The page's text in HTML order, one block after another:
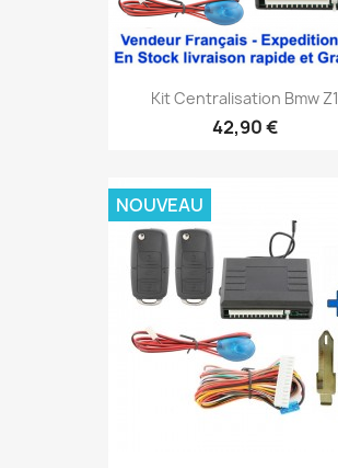
Kit Centralisation Bmw Z1
42,90 €
NOUVEAU